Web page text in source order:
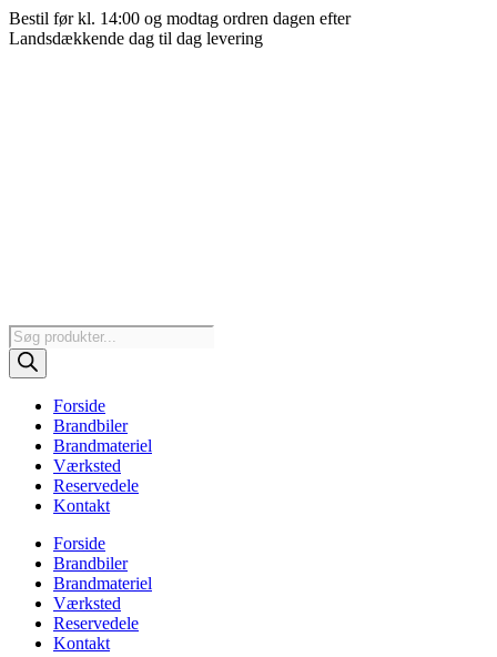
Videre
til
Bestil før kl. 14:00 og modtag ordren dagen efter
Landsdækkende dag til dag levering
Products
search
Forside
Brandbiler
Brandmateriel
Værksted
Reservedele
Kontakt
Forside
Brandbiler
Brandmateriel
Værksted
Reservedele
Kontakt